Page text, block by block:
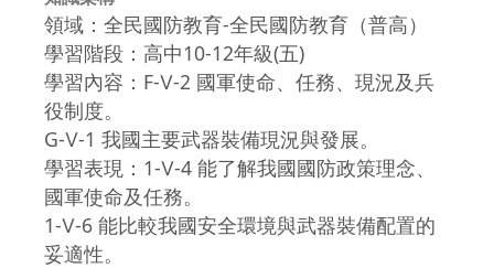
領域：全民國防教育-全民國防教育（普高）
學習階段：高中10-12年級(五)
學習內容：F-Ⅴ-2 國軍使命、任務、現況及兵
役制度。
G-Ⅴ-1 我國主要武器裝備現況與發展。
學習表現：1-Ⅴ-4 能了解我國國防政策理念、
國軍使命及任務。
1-Ⅴ-6 能比較我國安全環境與武器裝備配置的
妥適性。